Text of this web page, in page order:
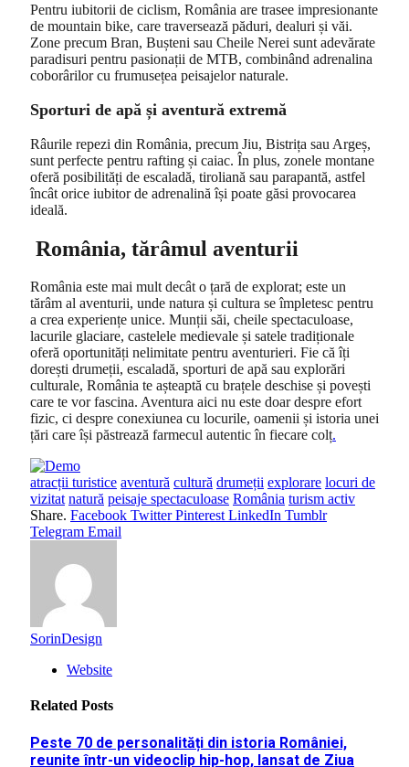
Pentru iubitorii de ciclism, România are trasee impresionante
de mountain bike, care traversează păduri, dealuri și văi.
Zone precum Bran, Bușteni sau Cheile Nerei sunt adevărate
paradisuri pentru pasionații de MTB, combinând adrenalina
coborârilor cu frumusețea peisajelor naturale.
Sporturi de apă și aventură extremă
Râurile repezi din România, precum Jiu, Bistrița sau Argeș,
sunt perfecte pentru rafting și caiac. În plus, zonele montane
oferă posibilități de escaladă, tiroliană sau parapantă, astfel
încât orice iubitor de adrenalină își poate găsi provocarea
ideală.
România, tărâmul aventurii
România este mai mult decât o țară de explorat; este un
tărâm al aventurii, unde natura și cultura se împletesc pentru
a crea experiențe unice. Munții săi, cheile spectaculoase,
lacurile glaciare, castelele medievale și satele tradiționale
oferă oportunități nelimitate pentru aventurieri. Fie că îți
dorești drumeții, escaladă, sporturi de apă sau explorări
culturale, România te așteaptă cu brațele deschise și povești
care te vor fascina. Aventura aici nu este doar despre efort
fizic, ci despre conexiunea cu locurile, oamenii și istoria unei
țări care își păstrează farmecul autentic în fiecare colț.
atracții turistice aventură cultură drumeții explorare locuri de
vizitat natură peisaje spectaculoase România turism activ
Share. Facebook Twitter Pinterest LinkedIn Tumblr
Telegram Email
SorinDesign
Website
Related Posts
Peste 70 de personalități din istoria României,
reunite într-un videoclip hip-hop, lansat de Ziua